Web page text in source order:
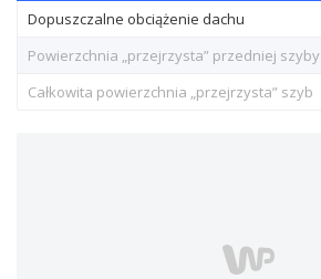
Dopuszczalne obciążenie dachu
Powierzchnia „przejrzysta” przedniej szyby
Całkowita powierzchnia „przejrzysta” szyb